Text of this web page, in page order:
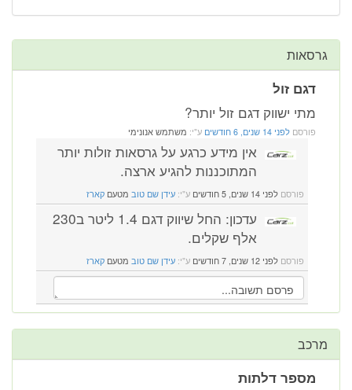
גרסאות
דגם זול
מתי ישווק דגם זול יותר?
פורסם לפני 14 שנים, 6 חודשים ע"י: משתמש אנונימי
אין מידע כרגע על גרסאות זולות יותר
המתוכננות להגיע ארצה.
פורסם לפני 14 שנים, 5 חודשים ע"י: עידן שם טוב מטעם קארז
עדכון: החל שיווק דגם 1.4 ליטר ב230
אלף שקלים.
פורסם לפני 12 שנים, 7 חודשים ע"י: עידן שם טוב מטעם קארז
מרכב
מספר דלתות